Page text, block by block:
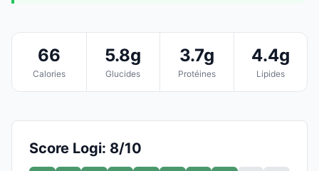
66
Calories
5.8g
Glucides
3.7g
Protéines
4.4g
Lipides
Score Logi: 8/10